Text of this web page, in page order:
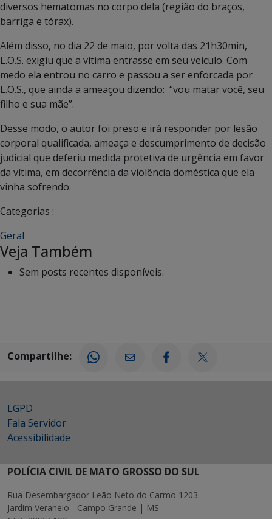
diversos hematomas no corpo dela (região do braços,
barriga e tórax).
Além disso, no dia 22 de maio, por volta das 21h30min,
L.O.S. exigiu que a vítima entrasse em seu veículo. Com
medo ela entrou no carro e passou a ser enforcada por
L.O.S., que ainda a ameaçou dizendo: “vou matar você, seu
filho e sua mãe”.
Desse modo, o autor foi preso e irá responder por lesão
corporal qualificada, ameaça e descumprimento de decisão
judicial que deferiu medida protetiva de urgência em favor
da vítima, em decorrência da violência doméstica que ela
vinha sofrendo.
Categorias :
Geral
Veja Também
Sem posts recentes disponíveis.
Compartilhe:
LGPD
Fala Servidor
Acessibilidade
POLÍCIA CIVIL DE MATO GROSSO DO SUL
Rua Desembargador Leão Neto do Carmo 1203
Jardim Veraneio - Campo Grande | MS